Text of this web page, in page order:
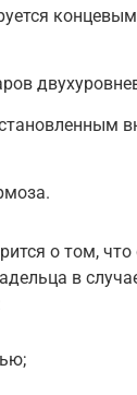
о том,
в